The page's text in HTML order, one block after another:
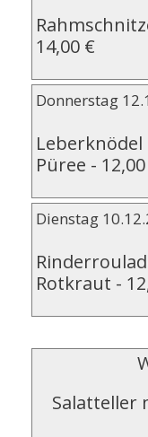
14,00 €
Donnerstag
Püree -
Dienstag
Rotkraut -
Salatteller